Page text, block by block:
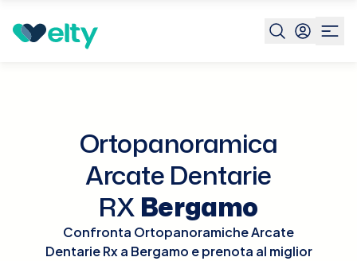
Prenota visita Ortopanoramica Arcate Dentarie Rx
Ortopanoramica
Arcate Dentarie
RX Bergamo
Confronta Ortopanoramiche Arcate
Dentarie Rx a Bergamo e prenota al miglior